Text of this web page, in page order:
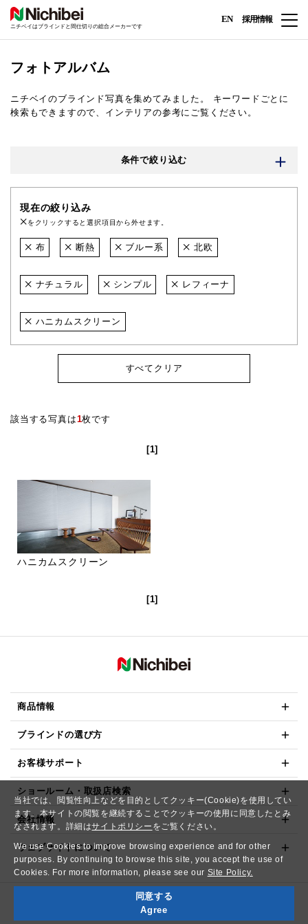
当社では、閲覧性向上などを目的としてクッキー(Cookie)を使用してい
ます。本サイトの閲覧を継続することでクッキーの使用に同意したとみ
なされます。詳細はサイトポリシー をご覧ください。
We use Cookies to improve browsing experience and for other
purposes. By continuing to browse this site, you accept the use of
Cookies. For more information, please see our Site Policy.
同意する
Agree
ニチベイはブラインドと間仕切りの総合メーカーです
EN 採用情報
フォトアルバム
ニチベイのブラインド写真を集めてみました。
キーワードごとに
検索もできますので、インテリアの参考にご覧ください。
条件で絞り込む
現在の絞り込み
をクリックすると選択項目から外せます。
布 断熱 ブルー系 北欧
ナチュラル シンプル レフィーナ
ハニカムスクリーン
すべてクリア
該当する写真は1枚です
[1]
ハニカムスクリーン
[1]
商品情報
ブラインドの選び方
お客様サポート
ショールーム・取扱店検索
会社情報
ウェブサイトについて
Copyright© NICHIBEI CO.,LTD. All Rights Reserved.